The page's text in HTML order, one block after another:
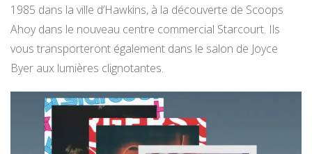
1985 dans la ville d’Hawkins, à la découverte de Scoops
Ahoy dans le nouveau centre commercial Starcourt. Ils
vous transporteront également dans le salon de Joyce
Byer aux lumières clignotantes.